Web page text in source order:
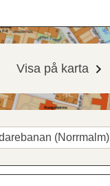
Visa på karta
(Norrmalm)